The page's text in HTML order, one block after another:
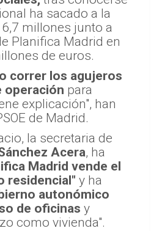
ha sacado a la
millones junto a
Planifica Madrid en
de euros.
correr los agujeros
operación para
explicación", han
de Madrid.
la secretaria de
Acera, ha
Madrid vende el
residencial" y ha
autonómico
de oficinas y
como vivienda".